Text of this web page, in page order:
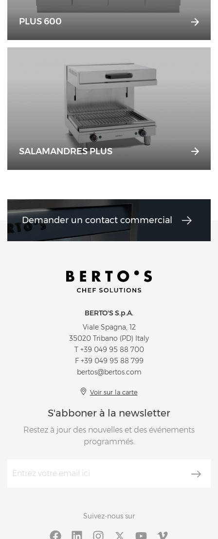
PLUS 600
SALAMANDRES PLUS
Demander un contact commercial
BERTO'S S.p.A.
Viale Spagna, 12
35020 Tribano (PD) Italy
T +39 049 95 88 700
F +39 049 95 88 799
bertos@bertos.com
Voir sur la carte
S'abboner à la newsletter
Restez à jour des nouvelles et des événements
programmés.
Suivez-nous sur